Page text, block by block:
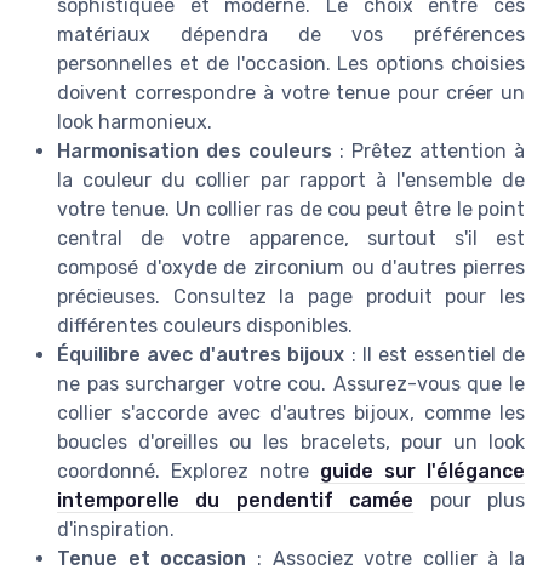
sophistiquée et moderne. Le choix entre ces
matériaux dépendra de vos préférences
personnelles et de l'occasion. Les options choisies
doivent correspondre à votre tenue pour créer un
look harmonieux.
Harmonisation des couleurs : Prêtez attention à
la couleur du collier par rapport à l'ensemble de
votre tenue. Un collier ras de cou peut être le point
central de votre apparence, surtout s'il est
composé d'oxyde de zirconium ou d'autres pierres
précieuses. Consultez la page produit pour les
différentes couleurs disponibles.
Équilibre avec d'autres bijoux : Il est essentiel de
ne pas surcharger votre cou. Assurez-vous que le
collier s'accorde avec d'autres bijoux, comme les
boucles d'oreilles ou les bracelets, pour un look
coordonné. Explorez notre guide sur l'élégance
intemporelle du pendentif camée pour plus
d'inspiration.
Tenue et occasion : Associez votre collier à la